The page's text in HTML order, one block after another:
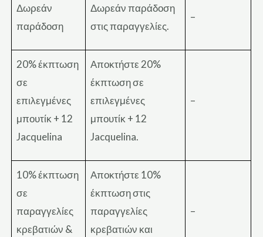
Δωρεάν
παράδοση
Δωρεάν παράδοση
στις παραγγελίες.
–
20% έκπτωση
σε
επιλεγμένες
μπουτίκ + 12
Jacquelina
Αποκτήστε 20%
έκπτωση σε
επιλεγμένες
μπουτίκ + 12
Jacquelina.
–
10% έκπτωση
σε
παραγγελίες
κρεβατιών &
Αποκτήστε 10%
έκπτωση στις
παραγγελίες
κρεβατιών και
–